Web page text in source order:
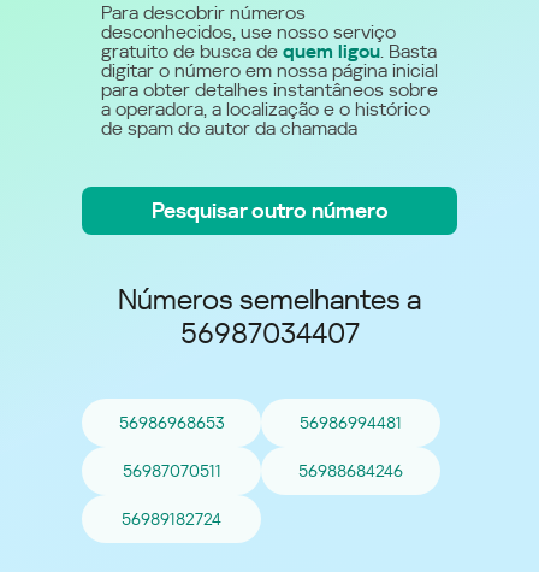
Para descobrir números
desconhecidos, use nosso serviço
gratuito de busca de quem ligou. Basta
digitar o número em nossa página inicial
para obter detalhes instantâneos sobre
a operadora, a localização e o histórico
de spam do autor da chamada
Pesquisar outro número
Números semelhantes a
56987034407
56986968653 56986994481
56987070511 56988684246
56989182724